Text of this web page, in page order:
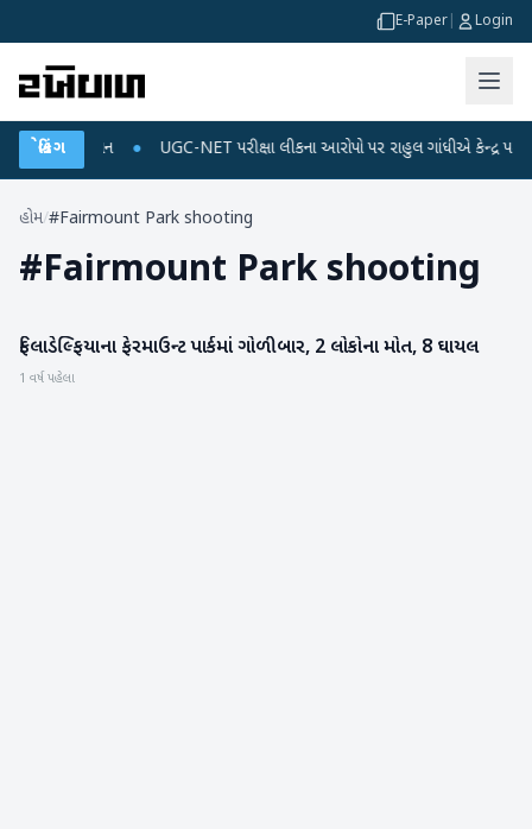
E-Paper Login
બ્રેકિંગ
ડેટા પ્લાન ● UGC-NET પરીક્ષા લીકના આરોપો પર રાહુલ ગાંધીએ કેન્દ્ર પર
હોમ/#Fairmount Park shooting
#Fairmount Park shooting
રાષ્ટ્રીય
ફિલાડેલ્ફિયાના ફેરમાઉન્ટ પાર્કમાં ગોળીબાર, 2 લોકોના મોત, 8 ઘાયલ
1 વર્ષ પહેલા